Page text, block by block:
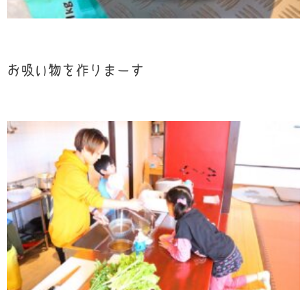
お吸い物を作りまーす